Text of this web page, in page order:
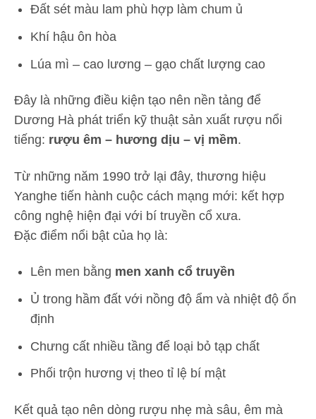
Đất sét màu lam phù hợp làm chum ủ
Khí hậu ôn hòa
Lúa mì – cao lương – gạo chất lượng cao
Đây là những điều kiện tạo nên nền tảng để
Dương Hà phát triển kỹ thuật sản xuất rượu nổi
tiếng: rượu êm – hương dịu – vị mềm.
Từ những năm 1990 trở lại đây, thương hiệu
Yanghe tiến hành cuộc cách mạng mới: kết hợp
công nghệ hiện đại với bí truyền cổ xưa.
Đặc điểm nổi bật của họ là:
Lên men bằng men xanh cổ truyền
Ủ trong hầm đất với nồng độ ẩm và nhiệt độ ổn
định
Chưng cất nhiều tầng để loại bỏ tạp chất
Phối trộn hương vị theo tỉ lệ bí mật
Kết quả tạo nên dòng rượu nhẹ mà sâu, êm mà